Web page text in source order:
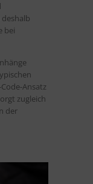
bei
Ansatz
zugleich
der